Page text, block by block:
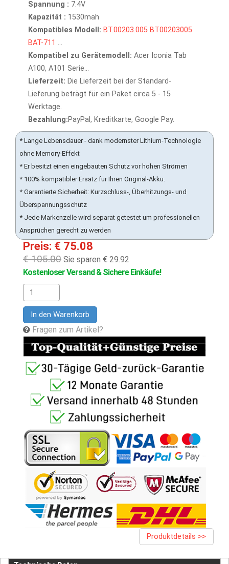
Spannung : 7.4V
Kapazität : 1530mah
Kompatibles Modell: BT.00203.005 BT00203005
BAT-711 ...
Kompatibel zu Gerätemodell: Acer Iconia Tab
A100, A101 Serie...
Lieferzeit: Die Lieferzeit bei der Standard-
Lieferung beträgt für ein Paket circa 5 - 15
Werktage.
Bezahlung:PayPal, Kreditkarte, Google Pay.
* Lange Lebensdauer - dank modernster Lithium-Technologie
ohne Memory-Effekt
* Er besitzt einen eingebauten Schutz vor hohen Strömen
* 100% kompatibler Ersatz für Ihren Original-Akku.
* Garantierte Sicherheit: Kurzschluss-, Überhitzungs- und
Überspannungsschutz
* Jede Markenzelle wird separat getestet um professionellen
Ansprüchen gerecht zu werden
Preis: € 75.08
€ 105.00 Sie sparen € 29.92
Kostenloser Versand & Sichere Einkäufe!
In den Warenkorb
Fragen zum Artikel?
Produktdetails >>